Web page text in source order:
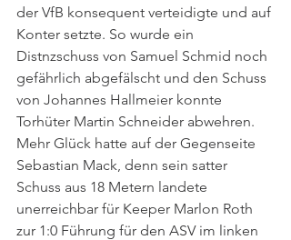
der VfB konsequent verteidigte und auf
Konter setzte. So wurde ein
Distnzschuss von Samuel Schmid noch
gefährlich abgefälscht und den Schuss
von Johannes Hallmeier konnte
Torhüter Martin Schneider abwehren.
Mehr Glück hatte auf der Gegenseite
Sebastian Mack, denn sein satter
Schuss aus 18 Metern landete
unerreichbar für Keeper Marlon Roth
zur 1:0 Führung für den ASV im linken